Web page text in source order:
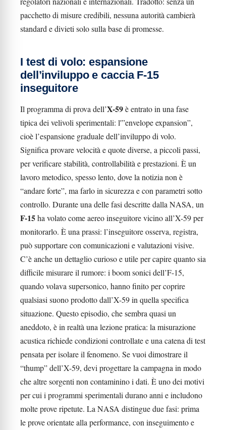
pacchetto di misure credibili, nessuna autorità cambierà
standard e divieti solo sulla base di promesse.
I test di volo: espansione
dell’inviluppo e caccia F-15
inseguitore
Il programma di prova dell’X-59è entrato in una fase
tipica dei velivoli sperimentali: l'”envelope expansion”,
cioè l’espansione graduale dell’inviluppo di volo.
Significa provare velocità e quote diverse, a piccoli passi,
per verificare stabilità, controllabilità e prestazioni. È un
lavoro metodico, spesso lento, dove la notizia non è
“andare forte”, ma farlo in sicurezza e con parametri sotto
controllo. Durante una delle fasi descritte dalla NASA, un
F-15ha volato come aereo inseguitore vicino all’X-59 per
monitorarlo. È una prassi: l’inseguitore osserva, registra,
può supportare con comunicazioni e valutazioni visive.
C’è anche un dettaglio curioso e utile per capire quanto sia
difficile misurare il rumore: i boom sonici dell’F-15,
quando volava supersonico, hanno finito per coprire
qualsiasi suono prodotto dall’X-59 in quella specifica
situazione. Questo episodio, che sembra quasi un
aneddoto, è in realtà una lezione pratica: la misurazione
acustica richiede condizioni controllate e una catena di test
pensata per isolare il fenomeno. Se vuoi dimostrare il
“thump” dell’X-59, devi progettare la campagna in modo
che altre sorgenti non contaminino i dati. È uno dei motivi
per cui i programmi sperimentali durano anni e includono
molte prove ripetute. La NASA distingue due fasi: prima
le prove orientate alla performance, con inseguimento e